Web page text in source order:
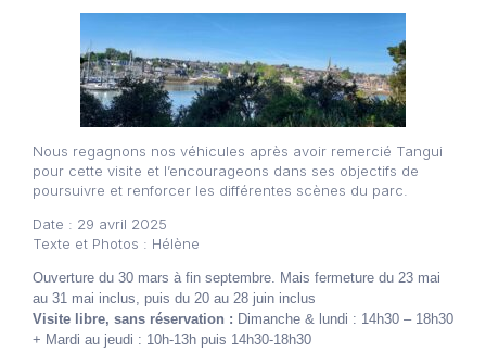
Nous regagnons nos véhicules après avoir remercié Tangui
pour cette visite et l’encourageons dans ses objectifs de
poursuivre et renforcer les différentes scènes du parc.
Date : 29 avril 2025
Texte et Photos : Hélène
Ouverture du 30 mars à fin septembre. Mais fermeture du 23 mai
au 31 mai inclus, puis du 20 au 28 juin inclus
Visite libre, sans réservation : Dimanche & lundi : 14h30 – 18h30
+ Mardi au jeudi : 10h-13h puis 14h30-18h30